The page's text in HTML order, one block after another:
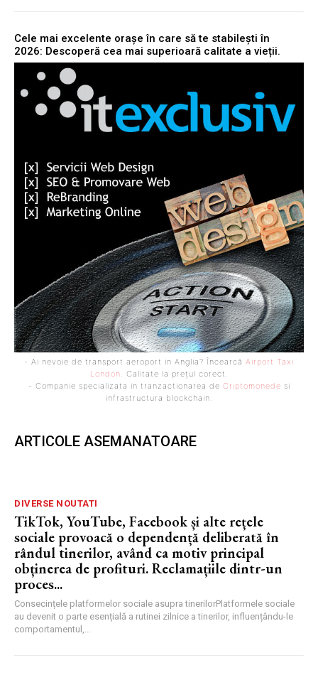
Cele mai excelente orașe în care să te stabilești în
2026: Descoperă cea mai superioară calitate a vieții.
- Ai nevoie de transport aeroport in Anglia? Încearcă Airport Taxi
London . Calitate la prețul corect.
- Companie specializata in tranzactionarea de Criptomonede si
infrastructura blockchain.
ARTICOLE ASEMANATOARE
DIVERSE NOUTATI
TikTok, YouTube, Facebook și alte rețele
sociale provoacă o dependență deliberată în
rândul tinerilor, având ca motiv principal
obținerea de profituri. Reclamațiile dintr-un
proces...
Consecințele platformelor sociale asupra tinerilorPlatformele sociale
au devenit o parte esențială a rutinei zilnice a tinerilor, influențându-le
comportamentul,...